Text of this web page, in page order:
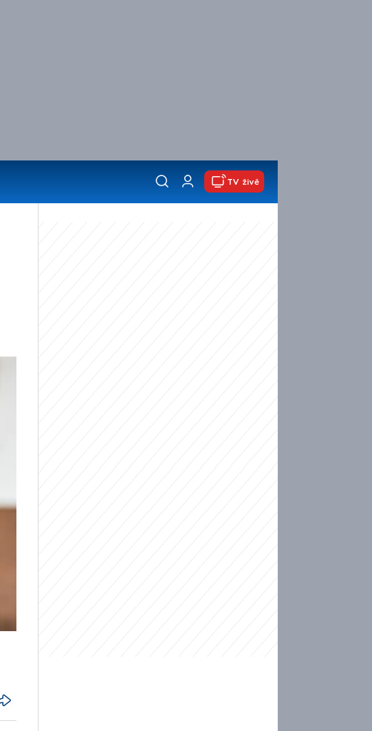
TV živě